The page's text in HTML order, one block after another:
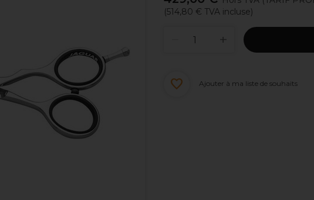
(514,80 € TVA incluse)
Ajouter à ma liste de souhaits